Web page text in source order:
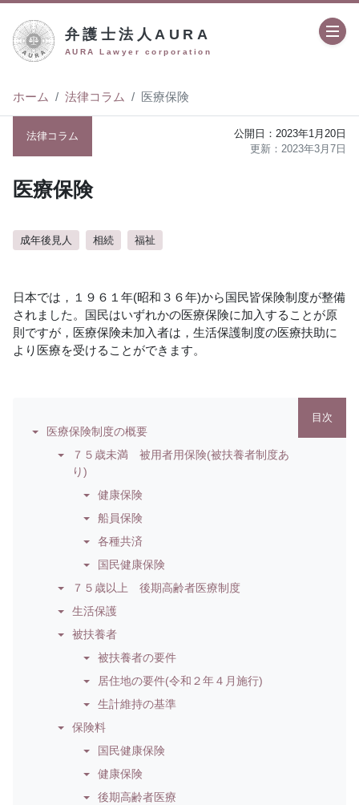
弁護士法人AURA
AURA Lawyer corporation
ホーム 法律コラム 医療保険
医療保険
法律コラム
2023年1月20日
2023年3月7日
成年後見人 相続 福祉
日本では，１９６１年(昭和３６年)から国民皆保険制度が整備
されました。国民はいずれかの医療保険に加入することが原
則ですが，医療保険未加入者は，生活保護制度の医療扶助に
より医療を受けることができます。
目次
医療保険制度の概要
７５歳未満 被用者用保険(被扶養者制度あ
り)
健康保険
船員保険
各種共済
国民健康保険
７５歳以上 後期高齢者医療制度
生活保護
被扶養者
被扶養者の要件
居住地の要件(令和２年４月施行)
生計維持の基準
保険料
国民健康保険
健康保険
後期高齢者医療